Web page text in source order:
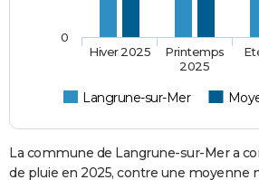
Langrune-sur-Mer
Hiver 2025
Printemps
2025
0
La commune de Langrune-sur-Mer a
de pluie en 2025, contre une moyenne